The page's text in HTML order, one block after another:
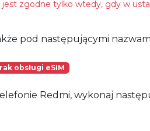
zgodne tylko wtedy, gdy w
pod następującymi
obsługi eSIM
Redmi, wykonaj